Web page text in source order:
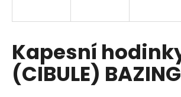
Kapesní
(CIBULE)
í
t
?